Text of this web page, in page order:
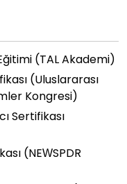
(TAL Akademi)
(Uluslararası
Kongresi)
Sertifikası
(NEWSPDR